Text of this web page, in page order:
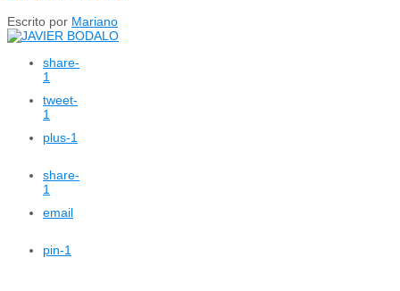
Escrito por Mariano
share-
1
tweet-
1
plus-1
share-
1
email
pin-1